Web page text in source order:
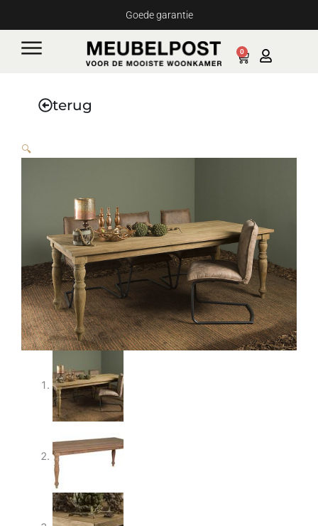
inhoud
Goede garantie
0
Cart
terug
🔍